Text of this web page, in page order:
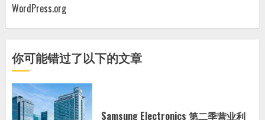
WordPress.org
你可能错过了以下的文章
Samsung Electronics 第二季营业利